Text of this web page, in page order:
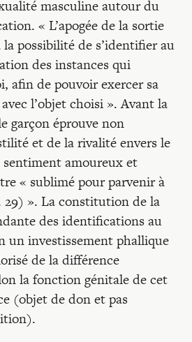
masculine autour du
« L’apogée de la sortie
possibilité de s’identifier au
des instances qui
afin de pouvoir exercer sa
l’objet choisi ». Avant la
garçon éprouve non
et de la rivalité envers le
sentiment amoureux et
« sublimé pour parvenir à
». La constitution de la
des identifications au
un investissement phallique
de la différence
la fonction génitale de cet
(objet de don et pas